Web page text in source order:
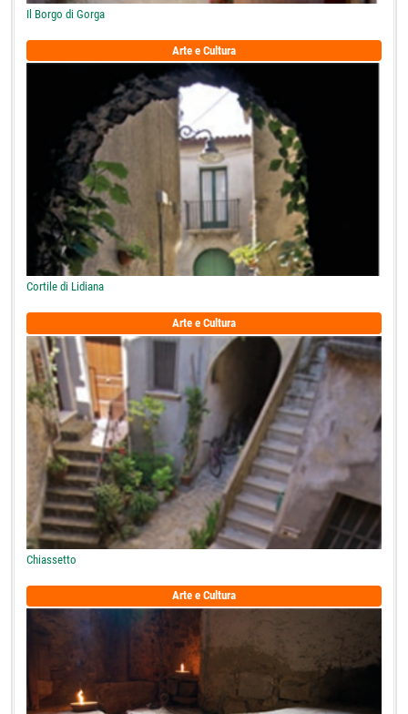
Il Borgo di Gorga
Arte e Cultura
Cortile di Lidiana
Arte e Cultura
Chiassetto
Arte e Cultura